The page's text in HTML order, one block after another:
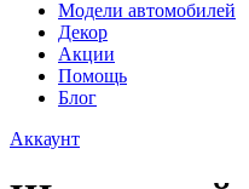
Модели автомобилей
Декор
Акции
Помощь
Блог
Аккаунт